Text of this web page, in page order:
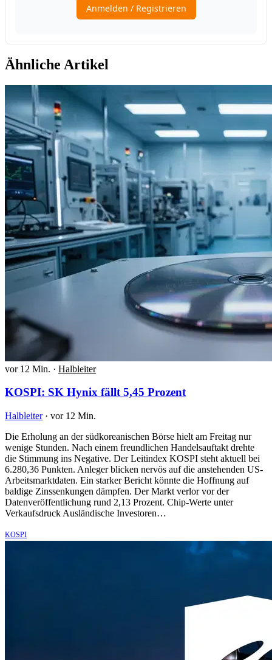
Ähnliche Artikel
vor 12 Min. · Halbleiter
KOSPI: SK Hynix fällt 5,45 Prozent
Halbleiter · vor 12 Min.
Die Erholung an der südkoreanischen Börse hielt am Freitag nur
wenige Stunden. Nach einem freundlichen Handelsauftakt drehte
die Stimmung ins Negative. Der Leitindex KOSPI steht aktuell bei
6.280,36 Punkten. Anleger blicken nervös auf die anstehenden US-
Arbeitsmarktdaten. Ein starker Bericht könnte die Hoffnung auf
baldige Zinssenkungen dämpfen. Der Markt verlor vor der
Datenveröffentlichung rund 2,13 Prozent. Chip-Werte unter
Verkaufsdruck Ausländische Investoren…
KOSPI